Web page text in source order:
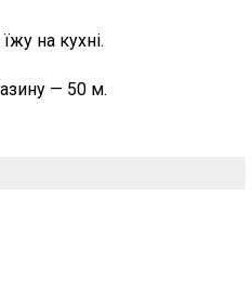
на кухні.
— 50 м.